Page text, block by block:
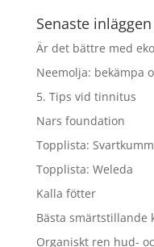
Senaste inläggen
Är det bättre med
Neemolja: bekämpa
5. Tips vid tinnitus
Nars foundation
Topplista:
Topplista: Weleda
Kalla fötter
Bästa smärtstillande
Organiskt ren hud-